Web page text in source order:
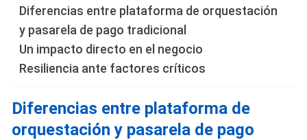
Diferencias entre plataforma de orquestación
y pasarela de pago tradicional
Un impacto directo en el negocio
Resiliencia ante factores críticos
Diferencias entre plataforma de
orquestación y pasarela de pago